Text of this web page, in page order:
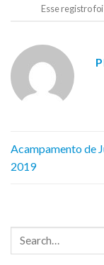
Esse registro
Acampamento de
2019